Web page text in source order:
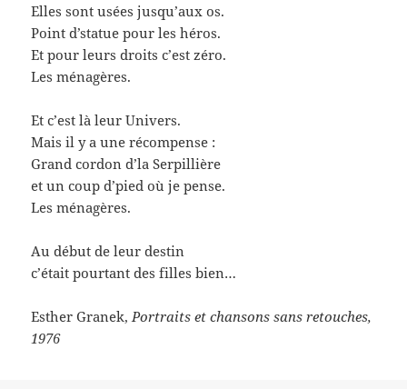
Elles sont usées jusqu’aux os.
Point d’statue pour les héros.
Et pour leurs droits c’est zéro.
Les ménagères.
Et c’est là leur Univers.
Mais il y a une récompense :
Grand cordon d’la Serpillière
et un coup d’pied où je pense.
Les ménagères.
Au début de leur destin
c’était pourtant des filles bien…
Esther Granek, Portraits et chansons sans retouches,
1976